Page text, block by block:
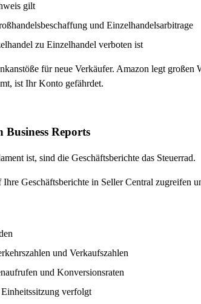
gilt
und Einzelhandelsarbitrage
zu Einzelhandel verboten ist
für neue Verkäufer. Amazon legt
ist Ihr Konto gefährdet.
Reports
ist, sind die Geschäftsberichte das Steuerrad.
Geschäftsberichte in Seller Central zugreifen
und Verkaufszahlen
und Konversionsraten
verfolgt